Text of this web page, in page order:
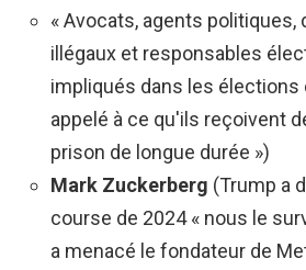
« Avocats, agents
illégaux et responsables
impliqués dans les élections
appelé à ce qu'ils reçoivent
prison de longue durée »)
Mark Zuckerberg (Trump a
course de 2024 « nous le
a menacé le fondateur de